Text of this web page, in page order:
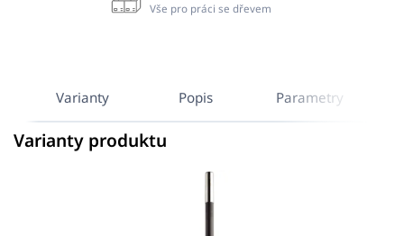
Vše pro práci se dřevem
Varianty Popis Parametry
Varianty produktu